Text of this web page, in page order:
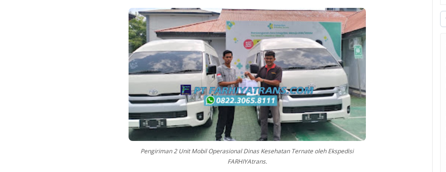
Pengiriman 2 Unit Mobil Operasional Dinas Kesehatan Ternate oleh Ekspedisi
FARHIYAtrans.